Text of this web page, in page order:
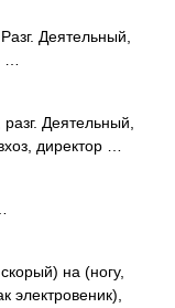
Деятельный,
Деятельный,
директор …
на (ногу,
электровеник),